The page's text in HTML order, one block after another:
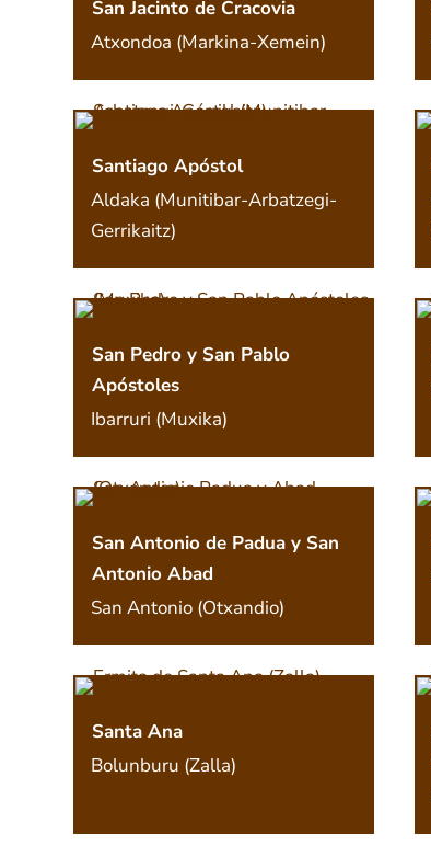
San Jacinto de Cracovia
Atxondoa (Markina-Xemein)
Santiago Apóstol
Aldaka (Munitibar-Arbatzegi-
Gerrikaitz)
San Pedro y San Pablo
Apóstoles
Ibarruri (Muxika)
San Antonio de Padua y San
Antonio Abad
San Antonio (Otxandio)
Santa Ana
Bolunburu (Zalla)